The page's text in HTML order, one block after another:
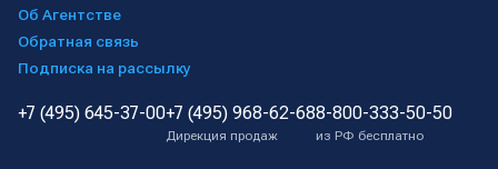
Об Агентстве
Обратная связь
Подписка на рассылку
+7 (495) 645-37-00+7 (495) 968-62-68
Дирекция продаж
8-800-333-50-50
из РФ бесплатно